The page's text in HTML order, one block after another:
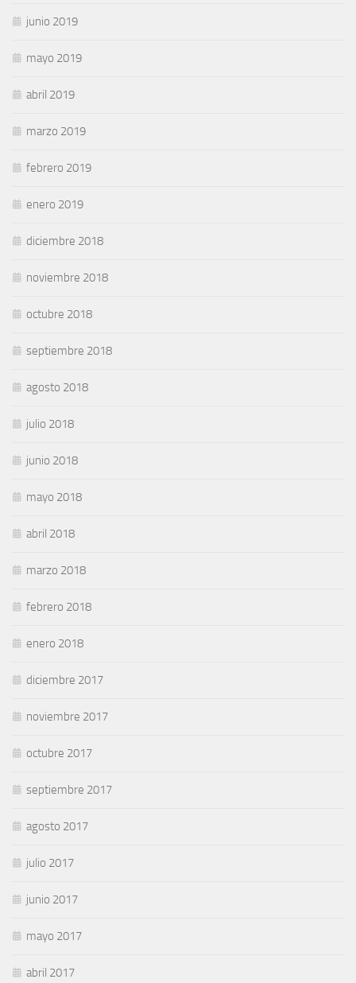
junio 2019
mayo 2019
abril 2019
marzo 2019
febrero 2019
enero 2019
diciembre 2018
noviembre 2018
octubre 2018
septiembre 2018
agosto 2018
julio 2018
junio 2018
mayo 2018
abril 2018
marzo 2018
febrero 2018
enero 2018
diciembre 2017
noviembre 2017
octubre 2017
septiembre 2017
agosto 2017
julio 2017
junio 2017
mayo 2017
abril 2017